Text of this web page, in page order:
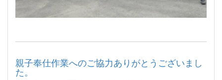
親子奉仕作業へのご協力ありがとうございまし
た。